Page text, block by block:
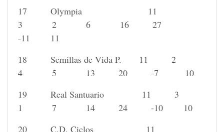
17 Olympia 11
3 2 6 16 27
-11 11
18 Semillas de Vida P. 11 2
4 5 13 20 -7 10
19 Real Santuario 11 3
1 7 14 24 -10 10
20 C.D. Ciclos 11